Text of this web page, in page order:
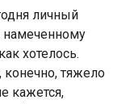
личный
хотелось.
конечно, тяжело
кажется,